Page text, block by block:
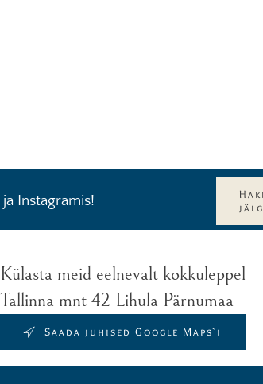
ja Instagramis!
Külasta meid eelnevalt kokkuleppel
Tallinna mnt 42 Lihula Pärnumaa
Saada juhised Google Maps`i